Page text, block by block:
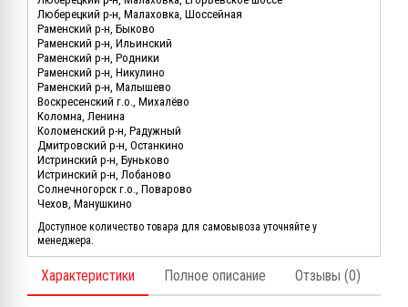
Люберецкий р-н, Малаховка, Шоссейная
Раменский р-н, Быково
Раменский р-н, Ильинский
Раменский р-н, Родники
Раменский р-н, Никулино
Раменский р-н, Малышево
Воскресенский г.о., Михалёво
Коломна, Ленина
Коломенский р-н, Радужный
Дмитровский р-н, Останкино
Истринский р-н, Буньково
Истринский р-н, Лобаново
Солнечногорск г.о., Поварово
Чехов, Манушкино
Доступное количество товара для самовывоза уточняйте у
менеджера.
Характеристики Полное описание Отзывы (0)